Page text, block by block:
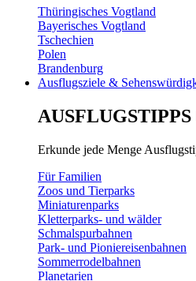
Thüringisches Vogtland
Bayerisches Vogtland
Tschechien
Polen
Brandenburg
Ausflugsziele &
Erkunde jede Menge
Für Familien
Zoos und Tierparks
Miniaturenparks
Kletterparks- und wälder
Schmalspurbahnen
Park- und Pioniereisenbahnen
Sommerrodelbahnen
Planetarien